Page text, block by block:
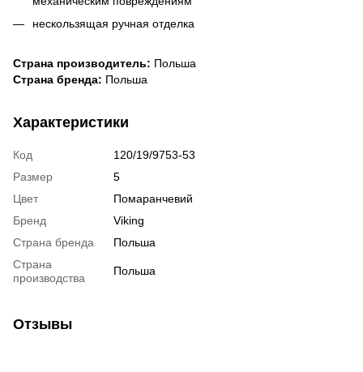
нескользящая ручная отделка
Страна производитель: Польша
Страна бренда: Польша
Характеристики
Код
120/19/9753-53
Размер
5
Цвет
Помаранчевий
Бренд
Viking
Страна бренда
Польша
Страна
производства
Польша
Отзывы